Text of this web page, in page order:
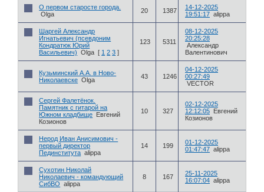
О первом старосте города.
Olga
20 1387
14-12-2025
19:51:17 alippa
Шаргей Александр
Игнатьевич (псевдоним
Кондратюк Юрий
Васильевич)
Olga [ 1 2 3 ]
123 5311
08-12-2025
20:25:28
Александр
Валентинович
Кузьминский А.А. в Ново-
Николаевске Olga 43 1246
04-12-2025
00:27:49
VECTOR
Сергей Фалетёнок.
Памятник с гитарой на
Южном кладбище Евгений
Козионов
10 327
02-12-2025
12:12:05 Евгений
Козионов
Нерод Иван Анисимович -
первый директор
Пединститута alippa
14 199
01-12-2025
01:47:47 alippa
Сухотин Николай
Николаевич - командующий
СибВО
alippa
8 167
25-11-2025
16:07:04 alippa